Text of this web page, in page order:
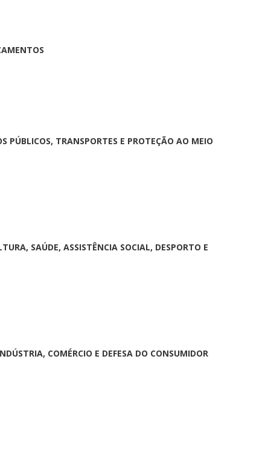
PÚBLICOS, TRANSPORTES E PROTEÇÃO AO MEIO
SAÚDE, ASSISTÊNCIA SOCIAL, DESPORTO E
COMÉRCIO E DEFESA DO CONSUMIDOR